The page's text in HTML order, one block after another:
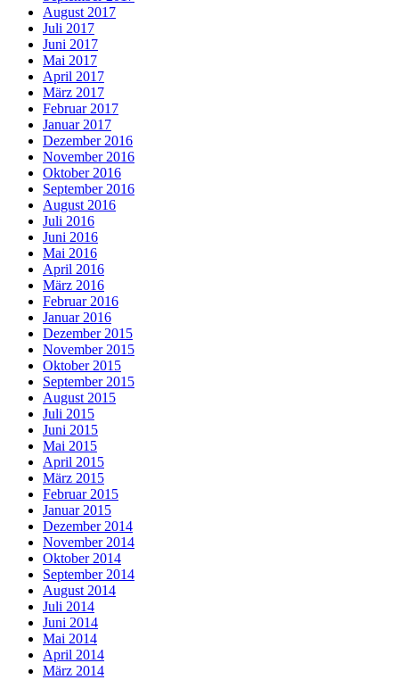
August 2017
Juli 2017
Juni 2017
Mai 2017
April 2017
März 2017
Februar 2017
Januar 2017
Dezember 2016
November 2016
Oktober 2016
September 2016
August 2016
Juli 2016
Juni 2016
Mai 2016
April 2016
März 2016
Februar 2016
Januar 2016
Dezember 2015
November 2015
Oktober 2015
September 2015
August 2015
Juli 2015
Juni 2015
Mai 2015
April 2015
März 2015
Februar 2015
Januar 2015
Dezember 2014
November 2014
Oktober 2014
September 2014
August 2014
Juli 2014
Juni 2014
Mai 2014
April 2014
März 2014